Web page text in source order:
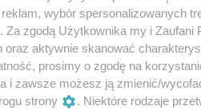
Nomina Rosae,W
opowieści
– Sylwia
wystawy (Monika
wybór spersonalizowanych
Za zgodą Użytkownika my i
oraz aktywnie skanować
prosimy o zgodę na
i zawsze możesz ją zmienić/
strony
. Niektóre rodzaje